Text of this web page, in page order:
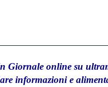
Giornale online su
informazioni e